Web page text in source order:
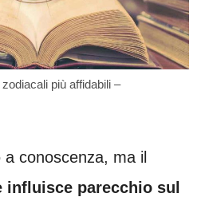
più affidabili –
conoscenza, ma il
influisce parecchio sul